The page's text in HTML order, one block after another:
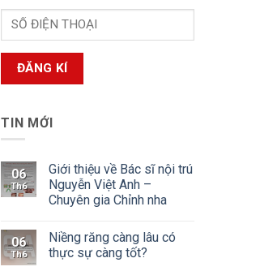
TIN MỚI
06
Th6
Giới thiệu về Bác sĩ nội trú
Nguyễn Việt Anh –
Chuyên gia Chỉnh nha
06
Th6
Niềng răng càng lâu có
thực sự càng tốt?